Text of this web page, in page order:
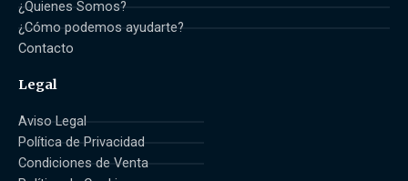
¿Quienes Somos?
¿Cómo podemos ayudarte?
Contacto
Legal
Aviso Legal
Política de Privacidad
Condiciones de Venta